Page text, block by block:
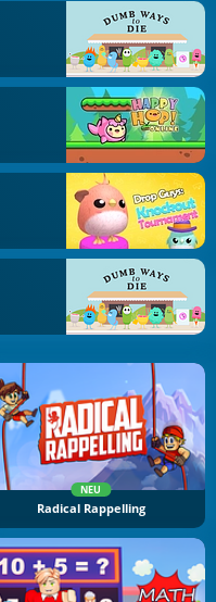
NEU
Radical Rappelling